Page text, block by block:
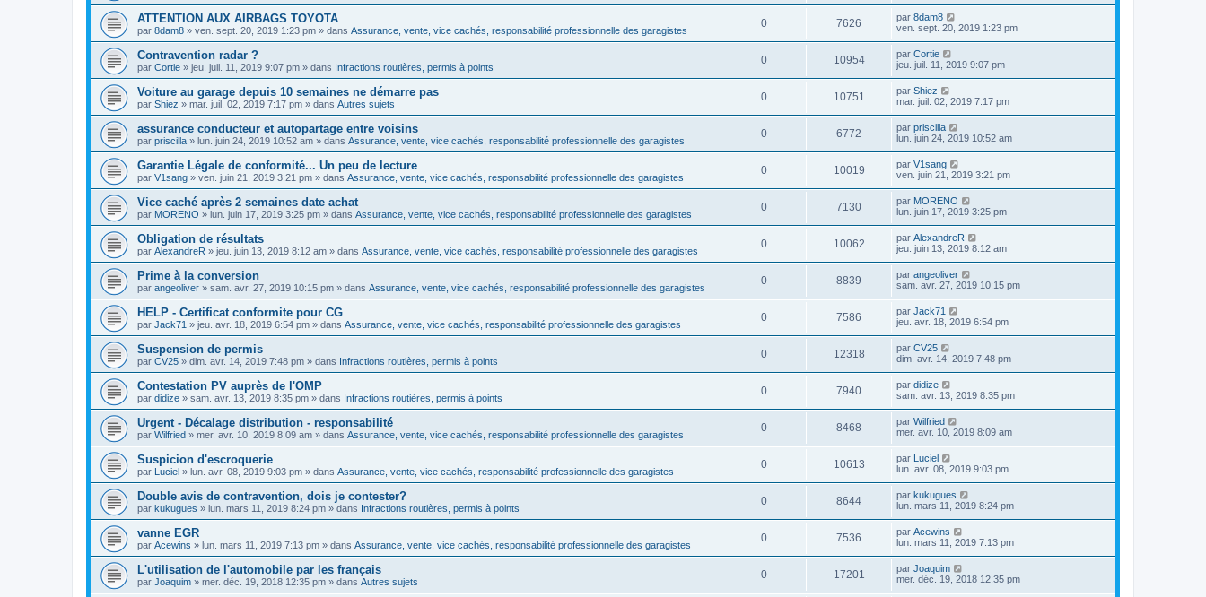
ATTENTION AUX AIRBAGS TOYOTA
par 8dam8 » ven. sept. 20, 2019 1:23 pm » dans Assurance, vente, vice cachés, responsabilité professionnelle des garagistes
0 7626 par 8dam8
ven. sept. 20, 2019 1:23 pm
Contravention radar ?
par Cortie » jeu. juil. 11, 2019 9:07 pm » dans Infractions routières, permis à points
0 10954 par Cortie
jeu. juil. 11, 2019 9:07 pm
Voiture au garage depuis 10 semaines ne démarre pas
par Shiez » mar. juil. 02, 2019 7:17 pm » dans Autres sujets
0 10751 par Shiez
mar. juil. 02, 2019 7:17 pm
assurance conducteur et autopartage entre voisins
par priscilla » lun. juin 24, 2019 10:52 am » dans Assurance, vente, vice cachés, responsabilité professionnelle des garagistes
0 6772 par priscilla
lun. juin 24, 2019 10:52 am
Garantie Légale de conformité... Un peu de lecture
par V1sang » ven. juin 21, 2019 3:21 pm » dans Assurance, vente, vice cachés, responsabilité professionnelle des garagistes
0 10019 par V1sang
ven. juin 21, 2019 3:21 pm
Vice caché après 2 semaines date achat
par MORENO » lun. juin 17, 2019 3:25 pm » dans Assurance, vente, vice cachés, responsabilité professionnelle des garagistes
0 7130 par MORENO
lun. juin 17, 2019 3:25 pm
Obligation de résultats
par AlexandreR » jeu. juin 13, 2019 8:12 am » dans Assurance, vente, vice cachés, responsabilité professionnelle des garagistes
0 10062 par AlexandreR
jeu. juin 13, 2019 8:12 am
Prime à la conversion
par angeoliver » sam. avr. 27, 2019 10:15 pm » dans Assurance, vente, vice cachés, responsabilité professionnelle des garagistes
0 8839 par angeoliver
sam. avr. 27, 2019 10:15 pm
HELP - Certificat conformite pour CG
par Jack71 » jeu. avr. 18, 2019 6:54 pm » dans Assurance, vente, vice cachés, responsabilité professionnelle des garagistes
0 7586 par Jack71
jeu. avr. 18, 2019 6:54 pm
Suspension de permis
par CV25 » dim. avr. 14, 2019 7:48 pm » dans Infractions routières, permis à points
0 12318 par CV25
dim. avr. 14, 2019 7:48 pm
Contestation PV auprès de l'OMP
par didize » sam. avr. 13, 2019 8:35 pm » dans Infractions routières, permis à points
0 7940 par didize
sam. avr. 13, 2019 8:35 pm
Urgent - Décalage distribution - responsabilité
par Wilfried » mer. avr. 10, 2019 8:09 am » dans Assurance, vente, vice cachés, responsabilité professionnelle des garagistes
0 8468 par Wilfried
mer. avr. 10, 2019 8:09 am
Suspicion d'escroquerie
par Luciel » lun. avr. 08, 2019 9:03 pm » dans Assurance, vente, vice cachés, responsabilité professionnelle des garagistes
0 10613 par Luciel
lun. avr. 08, 2019 9:03 pm
Double avis de contravention, dois je contester?
par kukugues » lun. mars 11, 2019 8:24 pm » dans Infractions routières, permis à points
0 8644 par kukugues
lun. mars 11, 2019 8:24 pm
vanne EGR
par Acewins » lun. mars 11, 2019 7:13 pm » dans Assurance, vente, vice cachés, responsabilité professionnelle des garagistes
0 7536 par Acewins
lun. mars 11, 2019 7:13 pm
L'utilisation de l'automobile par les français
par Joaquim » mer. déc. 19, 2018 12:35 pm » dans Autres sujets
0 17201 par Joaquim
mer. déc. 19, 2018 12:35 pm